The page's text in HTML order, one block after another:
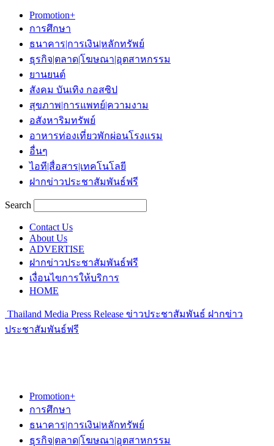
Promotion+
การศึกษา
ธนาคาร|การเงิน|หลักทรัพย์
ธุรกิจ|ตลาด|โฆษณา|อุตสาหกรรม
ยานยนต์
สังคม บันเทิง กอสซิป
สุขภาพ|การแพทย์|ความงาม
อสังหาริมทรัพย์
อาหารท่องเที่ยวพักผ่อนโรงแรม
อื่นๆ
ไอที|สื่อสาร|เทคโนโลยี
ฝากข่าวประชาสัมพันธ์ฟรี
Search
Contact Us
About Us
ADVERTISE
ฝากข่าวประชาสัมพันธ์ฟรี
เงื่อนไขการให้บริการ
HOME
Thailand Media Press Release ข่าวประชาสัมพันธ์ ฝากข่าว
ประชาสัมพันธ์ฟรี
Promotion+
การศึกษา
ธนาคาร|การเงิน|หลักทรัพย์
ธุรกิจ|ตลาด|โฆษณา|อุตสาหกรรม